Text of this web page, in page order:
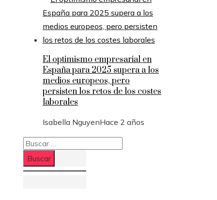
El optimismo empresarial en
España para 2025 supera a los
medios europeos, pero
persisten los retos de los costes
laborales
Isabella NguyenHace 2 años
Buscar: